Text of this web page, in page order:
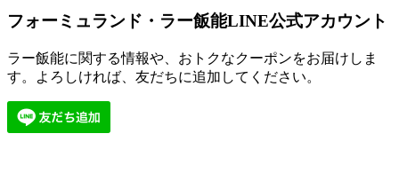
フォーミュランド・ラー飯能LINE公式アカウント
ラー飯能に関する情報や、おトクなクーポンをお届けしま
す。よろしければ、友だちに追加してください。